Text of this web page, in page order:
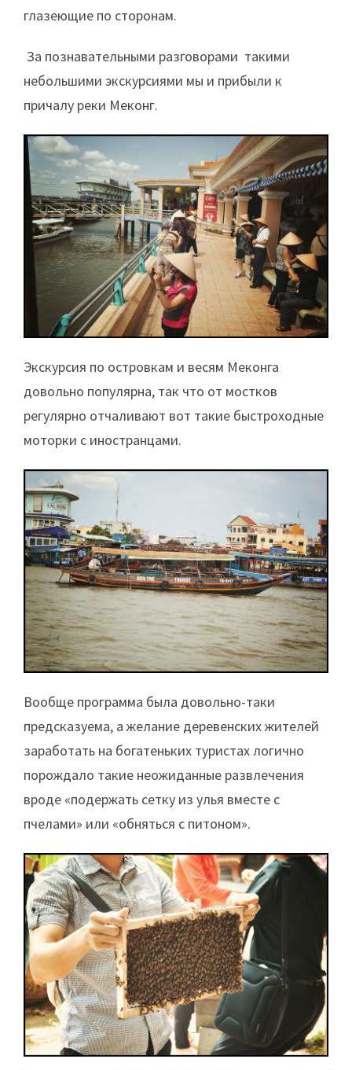
глазеющие по сторонам.
За познавательными разговорами такими
небольшими экскурсиями мы и прибыли к
причалу реки Меконг.
Экскурсия по островкам и весям Меконга
довольно популярна, так что от мостков
регулярно отчаливают вот такие быстроходные
моторки с иностранцами.
Вообще программа была довольно-таки
предсказуема, а желание деревенских жителей
заработать на богатеньких туристах логично
порождало такие неожиданные развлечения
вроде «подержать сетку из улья вместе с
пчелами» или «обняться с питоном».